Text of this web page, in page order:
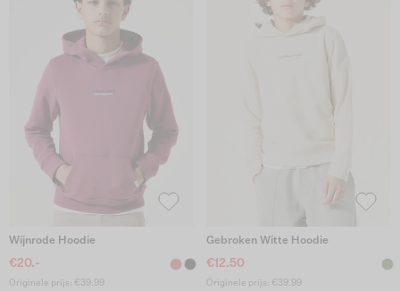
Wijnrode Hoodie
€20.-
Originele prijs: €39.99
Gebroken Witte Hoodie
€12.50
Originele prijs: €39.99